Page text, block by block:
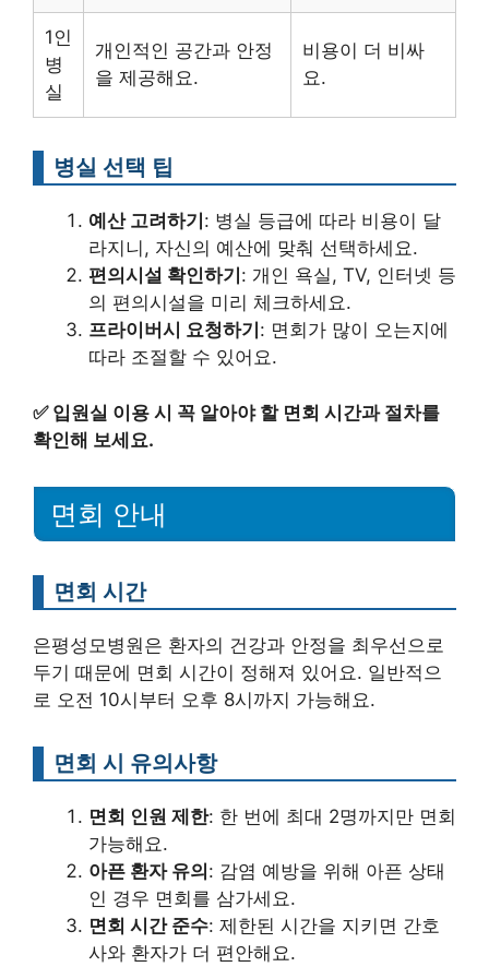
1인
병
실
개인적인 공간과 안정
을 제공해요.
비용이 더 비싸
요.
병실 선택 팁
예산 고려하기 : 병실 등급에 따라 비용이 달
라지니, 자신의 예산에 맞춰 선택하세요.
편의시설 확인하기 : 개인 욕실, TV, 인터넷 등
의 편의시설을 미리 체크하세요.
프라이버시 요청하기 : 면회가 많이 오는지에
따라 조절할 수 있어요.
✅ 입원실 이용 시 꼭 알아야 할 면회 시간과 절차를
확인해 보세요.
면회 안내
면회 시간
은평성모병원은 환자의 건강과 안정을 최우선으로
두기 때문에 면회 시간이 정해져 있어요. 일반적으
로 오전 10시부터 오후 8시까지 가능해요.
면회 시 유의사항
면회 인원 제한: 한 번에 최대 2명까지만 면회
가능해요.
아픈 환자 유의: 감염 예방을 위해 아픈 상태
인 경우 면회를 삼가세요.
면회 시간 준수: 제한된 시간을 지키면 간호
사와 환자가 더 편안해요.